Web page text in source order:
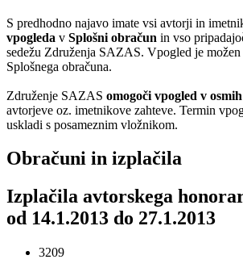
S predhodno najavo imate vsi avtorji in
vpogleda v Splošni obračun in vso
sedežu Združenja SAZAS. Vpogled je
Splošnega obračuna.
Združenje SAZAS omogoči vpogled v
avtorjeve oz. imetnikove zahteve. Termin
uskladi s posameznim vložnikom.
Obračuni in izplačila
Izplačila avtorskega
od 14.1.2013 do 27.1.2013
3209